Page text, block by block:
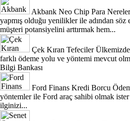
Akbank Neo Chip Para
yapmış olduğu yenilikler ile adından
müşteri potansiyelini arttırmak hem...
Çek Kıran Tefeciler
farklı ödeme yolu ve yöntemi mevcut
Bilgi Bankası
Ford Finans Kredi Borcu
yöntemler ile Ford araç sahibi olmak
ilginizi...